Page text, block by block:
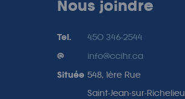
Nous joindre
Tel. 450 346-2544
@ info@ccihr.ca
Située 548, 1ère Rue
Saint-Jean-sur-Richelieu